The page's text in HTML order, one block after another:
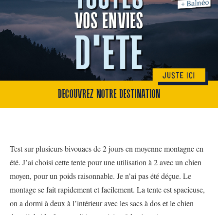
Test sur plusieurs bivouacs de 2 jours en moyenne montagne en
été. J’ai choisi cette tente pour une utilisation à 2 avec un chien
moyen, pour un poids raisonnable. Je n’ai pas été déçue. Le
montage se fait rapidement et facilement. La tente est spacieuse,
on a dormi à deux à l’intérieur avec les sacs à dos et le chien